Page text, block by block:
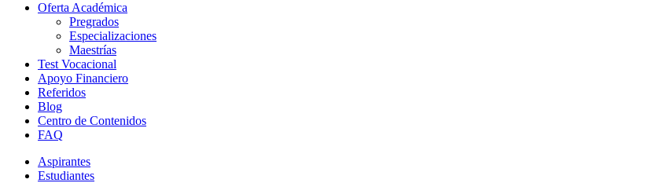
Oferta Académica
Pregrados
Especializaciones
Maestrías
Test Vocacional
Apoyo Financiero
Referidos
Blog
Centro de Contenidos
FAQ
Aspirantes
Estudiantes